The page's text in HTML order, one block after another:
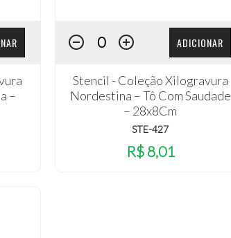
–
ADICIONAR
Stencil - Coleção Xilogravura
Nordestina – Tô Com Saudade
– 28x8Cm
STE-427
R$ 8,01